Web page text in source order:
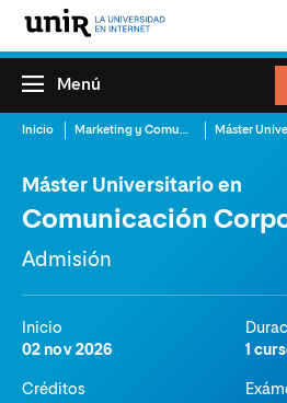
Menú
Inicio Marketing y Comunicación
Máster Universitario en
Comunicación
Admisión
Inicio
02 nov 2026
1
Créditos